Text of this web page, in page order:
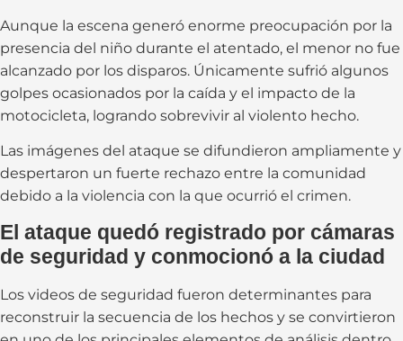
Aunque la escena generó enorme preocupación por la
presencia del niño durante el atentado, el menor no fue
alcanzado por los disparos. Únicamente sufrió algunos
golpes ocasionados por la caída y el impacto de la
motocicleta, logrando sobrevivir al violento hecho.
Las imágenes del ataque se difundieron ampliamente y
despertaron un fuerte rechazo entre la comunidad
debido a la violencia con la que ocurrió el crimen.
El ataque quedó registrado por cámaras
de seguridad y conmocionó a la ciudad
Los videos de seguridad fueron determinantes para
reconstruir la secuencia de los hechos y se convirtieron